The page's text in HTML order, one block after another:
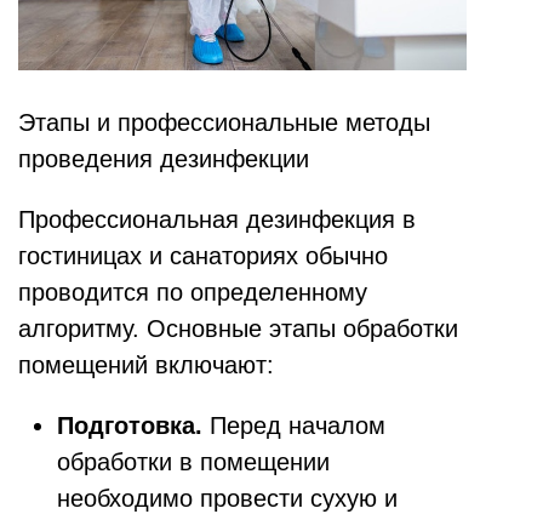
Этапы и профессиональные методы
проведения дезинфекции
Профессиональная дезинфекция в
гостиницах и санаториях обычно
проводится по определенному
алгоритму. Основные этапы обработки
помещений включают:
Подготовка. Перед началом
обработки в помещении
необходимо провести сухую и